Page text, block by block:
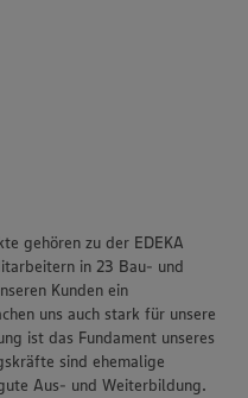
gehören zu der EDEKA
in 23 Bau- und
Kunden ein
uns auch stark für unsere
ist das Fundament unseres
sind ehemalige
Aus- und Weiterbildung.